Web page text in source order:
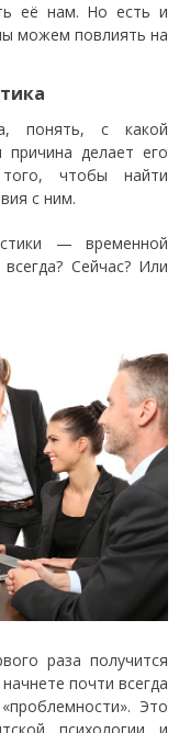
её нам. Но есть и
можем повлиять на
понять, с какой
делает его
чтобы найти
с ним.
— временной
Сейчас? Или
раза получится
почти всегда
Это
психологии и